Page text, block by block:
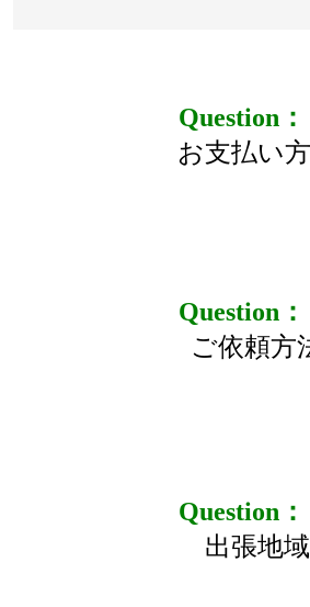
Question
お支払い
Question
ご依頼方
Question
出張地